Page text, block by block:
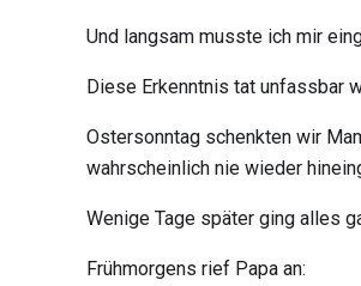
Und langsam musste ich mir
Diese Erkenntnis tat unfassbar
Ostersonntag schenkten wir
wahrscheinlich nie wieder
Wenige Tage später ging alles
Frühmorgens rief Papa an: